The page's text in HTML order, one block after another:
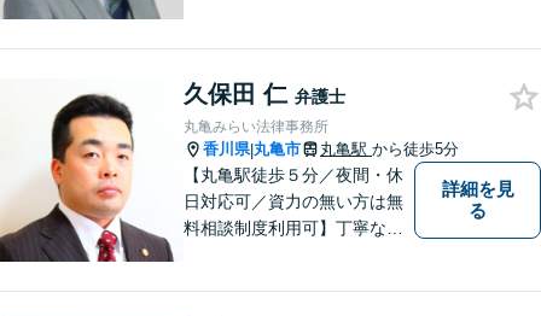
に取り組んでいます。相談・
依頼しやすい環境づくりを徹
底しています！【ZOOM面談
対応可】
久保田 仁 弁護士
丸亀みらい法律事務所
香川県|丸亀市 丸亀駅 から徒歩5分
【丸亀駅徒歩５分／夜間・休
日対応可／資力の無い方は無
料相談制度利用可】丁寧な対
詳細を見
る